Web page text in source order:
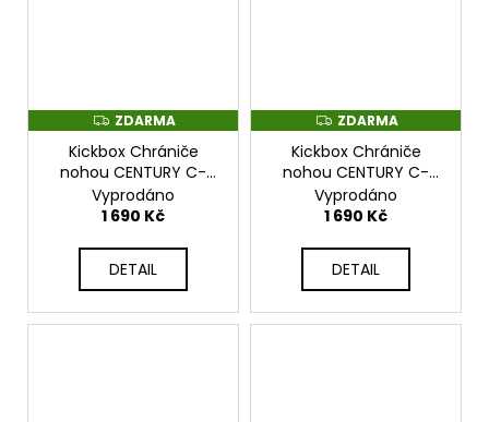
Z
D
A
R
M
A
ZDARMA
Kickbox Chrániče
nohou CENTURY C-
GEAR Sport Respect
certifikovaná WAKO -
Vyprodáno
1 690 Kč
DETAIL
Z
D
A
R
M
A
ZDARMA
Kickbox Chrániče
nohou CENTURY C-
GEAR Sport Respect
certifikovaná WAKO -
Vyprodáno
1 690 Kč
DETAIL